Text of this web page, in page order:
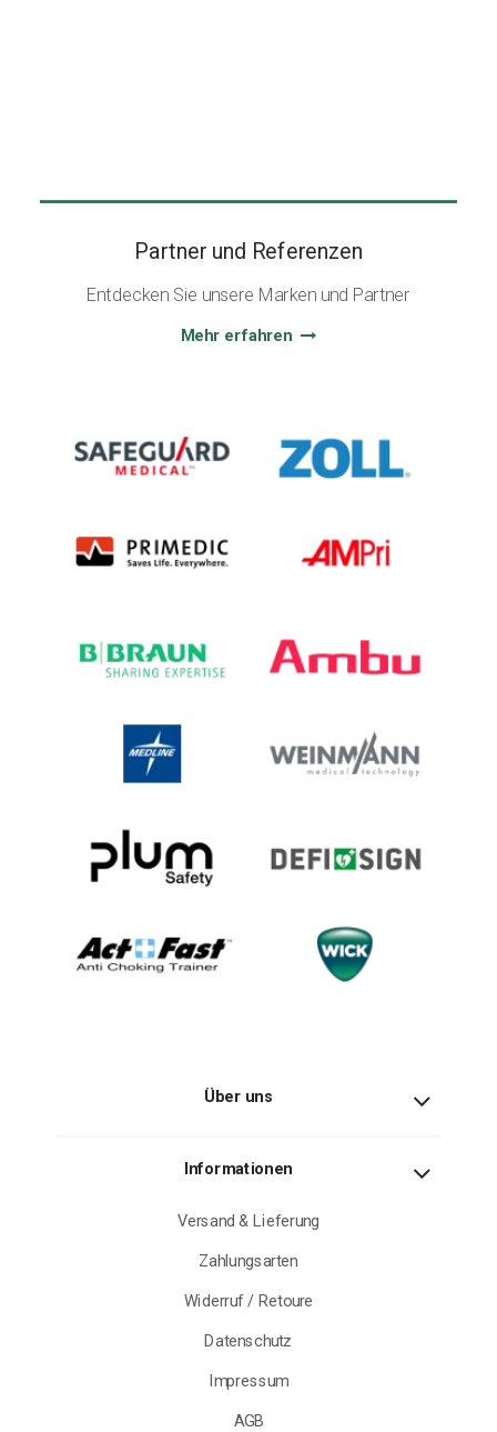
Partner und Referenzen
Entdecken Sie unsere Marken und Partner
Mehr erfahren
Über uns
Informationen
Versand & Lieferung
Zahlungsarten
Widerruf / Retoure
Datenschutz
Impressum
AGB